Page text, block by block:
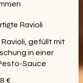
Ravioli
gefüllt mit
in einer
Sauce
€